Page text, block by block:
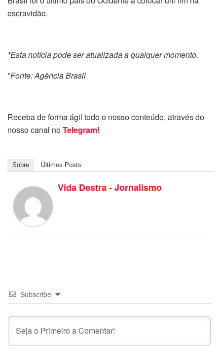
escravidão.
*Esta notícia pode ser atualizada a qualquer momento.
*Fonte: Agência Brasil
Receba de forma ágil todo o nosso conteúdo, através do
nosso canal noTelegram!
Sobre Últimos Posts
Vida Destra - Jornalismo
Subscribe